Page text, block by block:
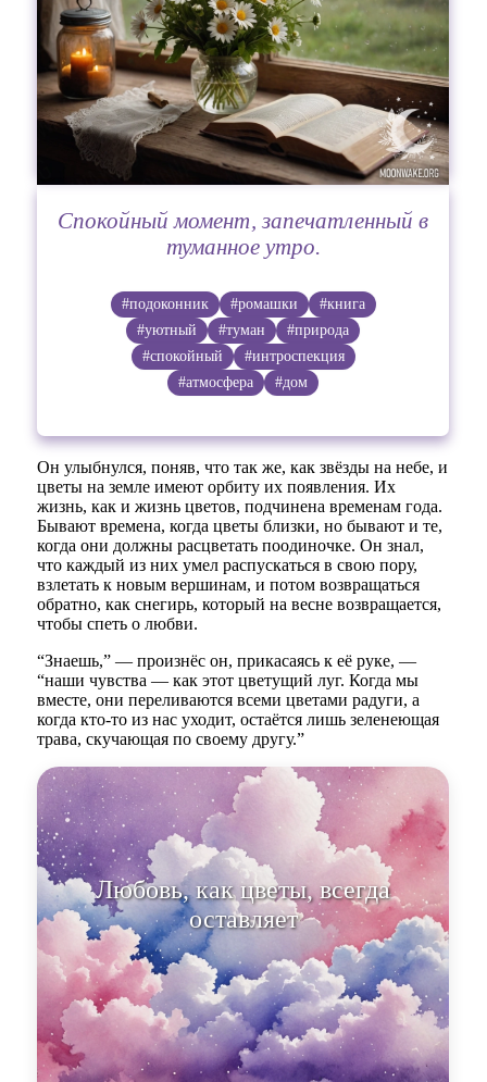
Спокойный момент, запечатленный в
туманное утро.
#подоконник #ромашки
#книга
#уютный
#туман
#природа
#спокойный
#интроспекция
#атмосфера
#дом
Он улыбнулся, поняв, что так же, как звёзды на небе, и
цветы на земле имеют орбиту их появления. Их
жизнь, как и жизнь цветов, подчинена временам года.
Бывают времена, когда цветы близки, но бывают и те,
когда они должны расцветать поодиночке. Он знал,
что каждый из них умел распускаться в свою пору,
взлетать к новым вершинам, и потом возвращаться
обратно, как снегирь, который на весне возвращается,
чтобы спеть о любви.
“Знаешь,” — произнёс он, прикасаясь к её руке, —
“наши чувства — как этот цветущий луг. Когда мы
вместе, они переливаются всеми цветами радуги, а
когда кто-то из нас уходит, остаётся лишь зеленеющая
трава, скучающая по своему другу.”
Любовь, как цветы, все